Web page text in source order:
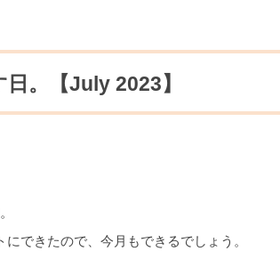
。【July 2023】
できたので、今月もできるでしょう。